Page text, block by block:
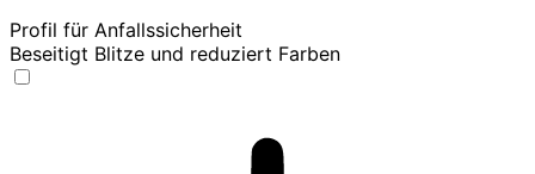
Profil für Anfallssicherheit
Beseitigt Blitze und reduziert Farben